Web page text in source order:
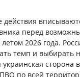
действия
перед
2026 года.
темп и выбирать
украинская сторона
по всей